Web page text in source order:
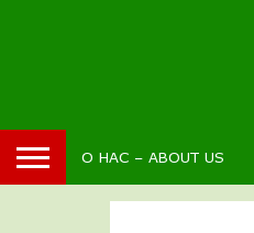
О НАС – ABOUT US